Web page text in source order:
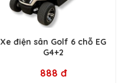
Xe điện sân Golf 6 chỗ EG
G4+2
888 đ